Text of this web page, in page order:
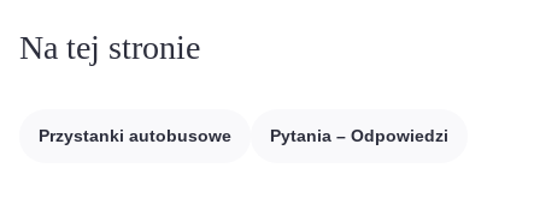
Na tej stronie
Przystanki autobusowe Pytania – Odpowiedzi